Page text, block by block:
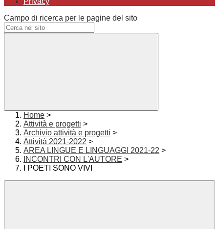
Campo di ricerca per le pagine del sito
Home >
Attività e progetti >
Archivio attività e progetti >
Attività 2021-2022 >
AREA LINGUE E LINGUAGGI 2021-22 >
INCONTRI CON L'AUTORE >
I POETI SONO VIVI